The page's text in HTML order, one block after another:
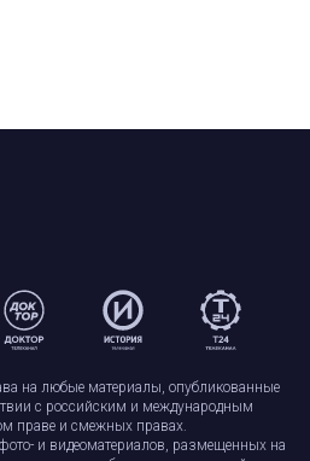
на любые материалы, опубликованные
с российским и международным
праве и смежных правах.
и видеоматериалов, размещенных на